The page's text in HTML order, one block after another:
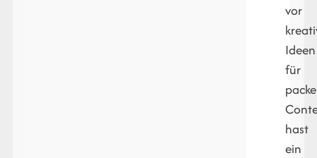
vor
Ideen
für
hast
ein